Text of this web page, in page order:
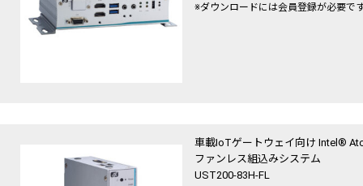
※ダウンロードには会員登録が必要で
車載IoTゲートウェイ向け Intel®
ファンレス組込みシステム
UST200-83H-FL